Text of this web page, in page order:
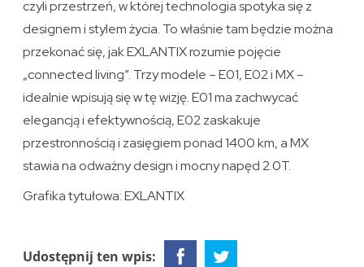
czyli przestrzeń, w której technologia spotyka się z
designem i stylem życia. To właśnie tam będzie można
przekonać się, jak EXLANTIX rozumie pojęcie
„connected living”. Trzy modele – E01, E02 i MX –
idealnie wpisują się w tę wizję. E01 ma zachwycać
elegancją i efektywnością, E02 zaskakuje
przestronnością i zasięgiem ponad 1400 km, a MX
stawia na odważny design i mocny napęd 2.0T.
Grafika tytułowa: EXLANTIX
Udostępnij ten wpis: